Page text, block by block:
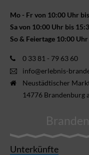
Mo - Fr von 10:00 Uhr
Sa von 10:00 Uhr bis
So & Feiertage 10:00
0 33 81 - 79 63 60
info@erlebnis-
Neustädtischer
14776 Brandenburg
Unterkünfte